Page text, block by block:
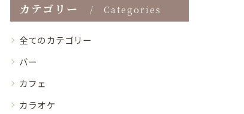
カテゴリー Categories
全てのカテゴリー
バー
カフェ
カラオケ